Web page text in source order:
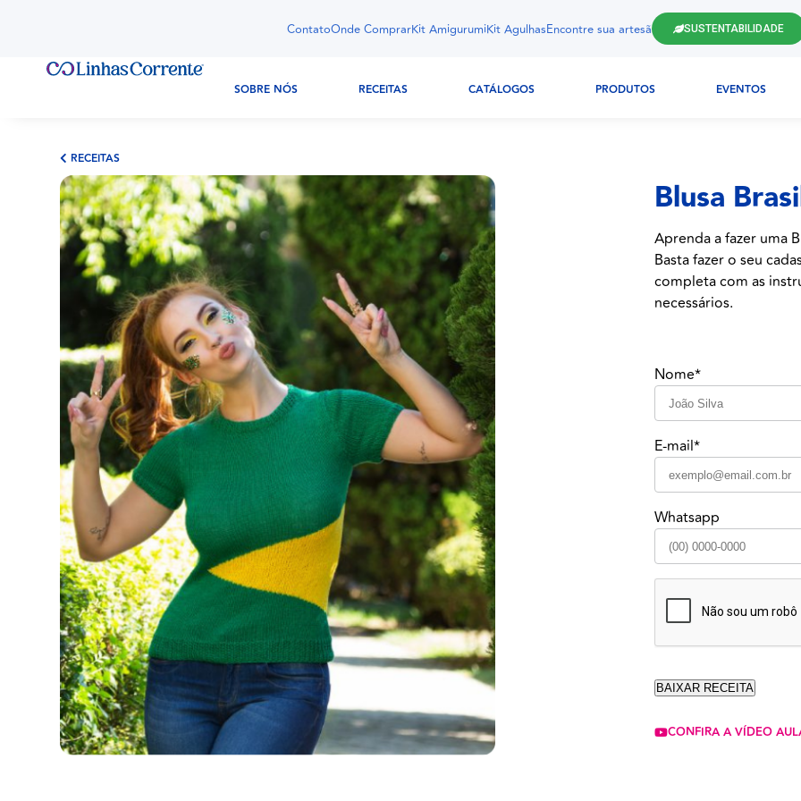
ContatoOnde ComprarKit AmigurumiKit AgulhasEncontre sua artesã SUSTENTABILIDADE
SOBRE NÓS RECEITAS CATÁLOGOS PRODUTOS EVENTOS
RECEITAS
Blusa
Aprenda a fazer uma
Basta fazer o seu
completa com as
necessários.
Nome*
E-mail*
Whatsapp
CONFIRA A VÍDEO